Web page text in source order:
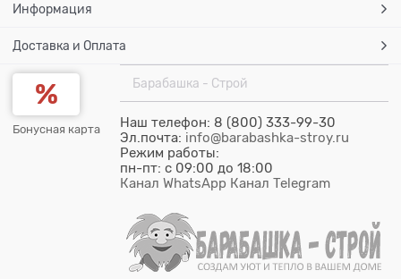
Информация
Доставка и Оплата
Бонусная карта
Барабашка - Строй
Наш телефон: 8 (800) 333-99-30
Эл.почта: info@barabashka-stroy.ru
Режим работы:
пн-пт: c 09:00 до 18:00
Канал WhatsApp Канал Telegram